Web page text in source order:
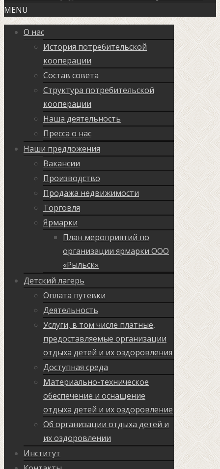
MENU
О нас
История потребительской
кооперации
Состав совета
Структура потребительской
кооперации
Наша деятельность
Пресса о нас
Наши предложения
Вакансии
Производство
Продажа недвижимости
Торговля
Ярмарки
План мероприятий по
организации ярмарки ООО
«Рыльск»
Детский лагерь
Оплата путевки
Деятельность
Услуги, в том числе платные,
предоставляемые организации
отдыха детей и их оздоровления
Доступная среда
Материально-техническое
обеспечение и оснащение
отдыха детей и их оздоровление
Об организации отдыха детей и
их оздоровлении
Институт